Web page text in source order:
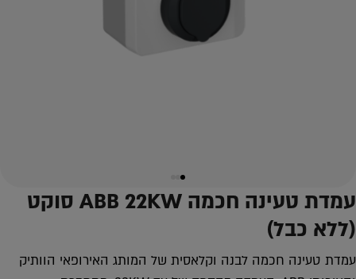
עמדת טעינה חכמה ABB 22KW סוקט
(ללא כבל)
עמדת טעינה חכמה לבנה וקלאסית של המותג האירופאי הוותיק